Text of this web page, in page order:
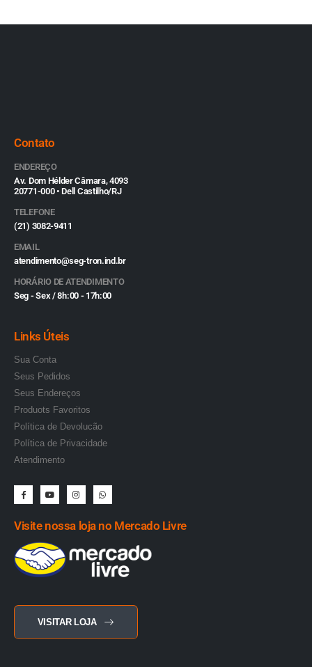
Contato
ENDEREÇO
Av. Dom Hélder Câmara, 4093
20771-000 • Dell Castilho/RJ
TELEFONE
(21) 3082-9411
EMAIL
atendimento@seg-tron.ind.br
HORÁRIO DE ATENDIMENTO
Seg - Sex / 8h:00 - 17h:00
Links Úteis
Sua Conta
Seus Pedidos
Seus Endereços
Produots Favoritos
Política de Devolucão
Política de Privacidade
Atendimento
Visite nossa loja no Mercado Livre
VISITAR LOJA